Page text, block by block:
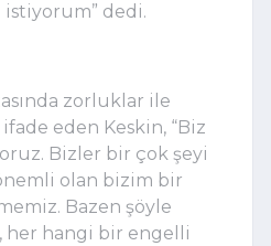
istiyorum” dedi.
zorluklar ile
eden Keskin, “Biz
Bizler bir çok şeyi
olan bizim bir
Bazen şöyle
hangi bir engelli